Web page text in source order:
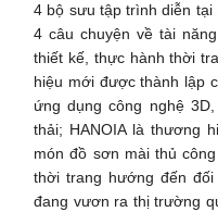
4 bộ sưu tập trình diễn tại
4 câu chuyện về tài
thiết kế, thực hành thời
hiệu mới được thành lập
ứng dụng công nghệ
thải; HANOIA là thương
món đồ sơn mài thủ
thời trang hướng đến đối
đang vươn ra thị trường